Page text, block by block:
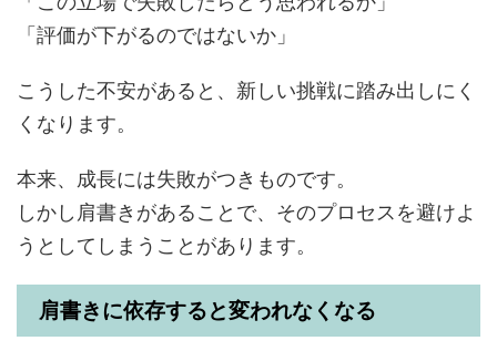
「評価が下がるのではないか」
こうした不安があると、新しい挑戦に踏み出しにく
くなります。
本来、成長には失敗がつきものです。
しかし肩書きがあることで、そのプロセスを避けよ
うとしてしまうことがあります。
肩書きに依存すると変われなくなる